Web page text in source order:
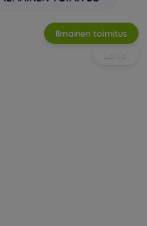
Ilmainen toimitus